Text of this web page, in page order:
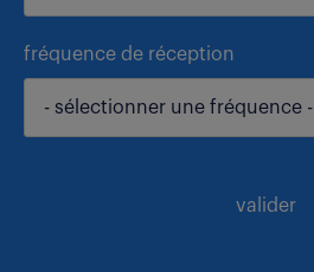
fréquence de réception
- sélectionner une fréquence -
valider